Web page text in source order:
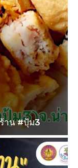
าน #ปุ้ม3